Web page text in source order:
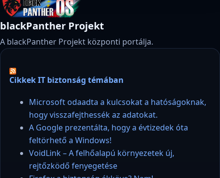
blackPanther Projekt
A blackPanther Projekt központi portálja.
Cikkek IT biztonság témában
Microsoft odaadta a kulcsokat a hatóságoknak,
hogy visszafejthessék az adatokat.
A Google prezentálta, hogy a évtizedek óta
feltörhető a Windows!
VoidLink – A felhőalapú környezetek új,
rejtőzködő fenyegetése